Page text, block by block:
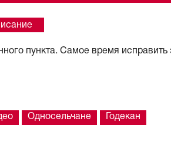
пункта. Самое время исправить
Односельчане Годекан